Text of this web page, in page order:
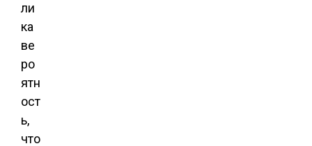
ли
ка
ве
ро
ятн
ост
ь,
что